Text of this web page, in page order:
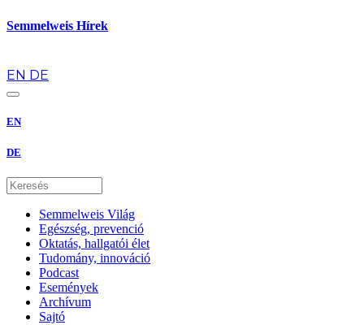
Semmelweis Hírek
EN DE
EN
DE
Semmelweis Világ
Egészség, prevenció
Oktatás, hallgatói élet
Tudomány, innováció
Podcast
Események
Archívum
Sajtó